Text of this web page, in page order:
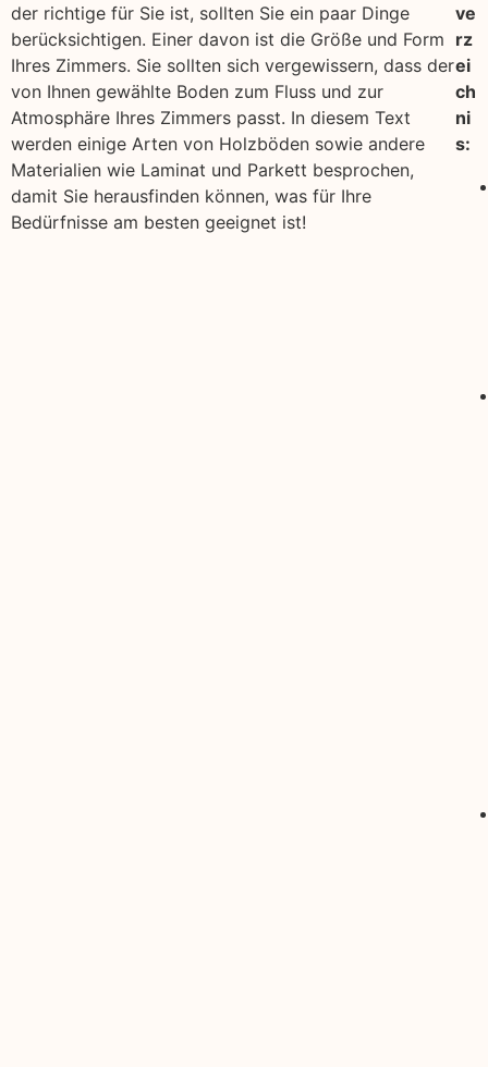
der richtige für Sie ist, sollten Sie ein paar Dinge
berücksichtigen. Einer davon ist die Größe und Form
Ihres Zimmers. Sie sollten sich vergewissern, dass der
von Ihnen gewählte Boden zum Fluss und zur
Atmosphäre Ihres Zimmers passt. In diesem Text
werden einige Arten von Holzböden sowie andere
Materialien wie Laminat und Parkett besprochen,
damit Sie herausfinden können, was für Ihre
Bedürfnisse am besten geeignet ist!
ve
rz
ei
ch
ni
s: